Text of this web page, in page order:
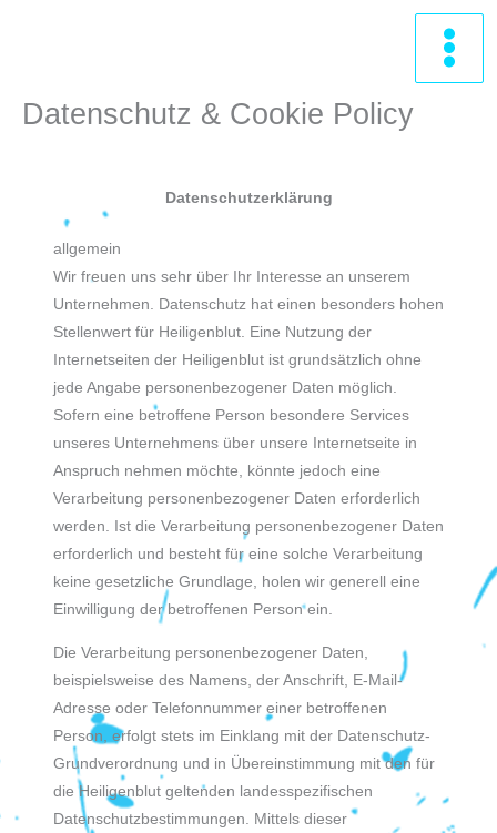
Datenschutz & Cookie Policy
Datenschutzerklärung
allgemein
Wir freuen uns sehr über Ihr Interesse an unserem
Unternehmen. Datenschutz hat einen besonders hohen
Stellenwert für Heiligenblut. Eine Nutzung der
Internetseiten der Heiligenblut ist grundsätzlich ohne
jede Angabe personenbezogener Daten möglich.
Sofern eine betroffene Person besondere Services
unseres Unternehmens über unsere Internetseite in
Anspruch nehmen möchte, könnte jedoch eine
Verarbeitung personenbezogener Daten erforderlich
werden. Ist die Verarbeitung personenbezogener Daten
erforderlich und besteht für eine solche Verarbeitung
keine gesetzliche Grundlage, holen wir generell eine
Einwilligung der betroffenen Person ein.
Die Verarbeitung personenbezogener Daten,
beispielsweise des Namens, der Anschrift, E-Mail-
Adresse oder Telefonnummer einer betroffenen
Person, erfolgt stets im Einklang mit der Datenschutz-
Grundverordnung und in Übereinstimmung mit den für
die Heiligenblut geltenden landesspezifischen
Datenschutzbestimmungen. Mittels dieser